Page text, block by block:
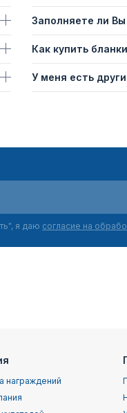
Заполняете ли
Как купить
У меня есть
я даю согласие на
награждений